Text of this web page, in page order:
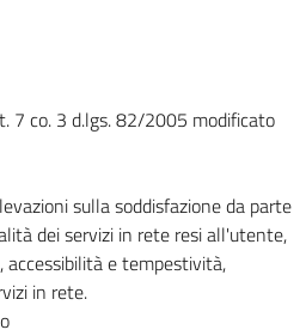
7 co. 3 d.lgs. 82/2005 modificato
sulla soddisfazione da parte
dei servizi in rete resi all'utente,
e tempestività,
in rete.